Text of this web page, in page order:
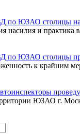
по ЮЗАО столицы
насилия и
ЮЗАО столицы
к крайним
ЮЗАО г.